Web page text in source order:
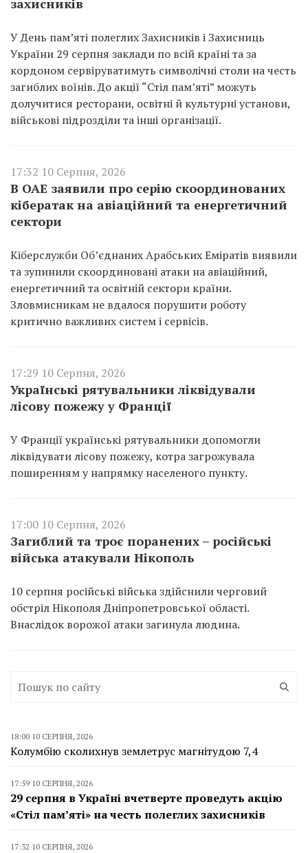
захисників
У День пам’яті полеглих Захисників і Захисниць
України 29 серпня заклади по всій країні та за
кордоном сервіруватимуть символічні столи на честь
загиблих воїнів. До акції “Стіл пам’яті” можуть
долучитися ресторани, освітні й культурні установи,
військові підрозділи та інші організації.
17:32 10 Серпня, 2026
В ОАЕ заявили про серію скоординованих
кібератак на авіаційний та енергетичний
сектори
Кіберслужби Об’єднаних Арабських Еміратів виявили
та зупинили скоординовані атаки на авіаційний,
енергетичний та освітній сектори країни.
Зловмисникам не вдалося порушити роботу
критично важливих систем і сервісів.
17:29 10 Серпня, 2026
Українські рятувальники ліквідували
лісову пожежу у Франції
У Франції українські рятувальники допомогли
ліквідувати лісову пожежу, котра загрожувала
поширенням у напрямку населеного пункту.
17:00 10 Серпня, 2026
Загиблий та троє поранених – російські
війська атакували Нікополь
10 серпня російські війська здійснили черговий
обстріл Нікополя Дніпропетровської області.
Внаслідок ворожої атаки загинула людина.
18:00 10 СЕРПНЯ, 2026
Колумбію сколихнув землетрус магнітудою 7,4
17:59 10 СЕРПНЯ, 2026
29 серпня в Україні вчетверте проведуть акцію
«Стіл пам’яті» на честь полеглих захисників
17:32 10 СЕРПНЯ, 2026